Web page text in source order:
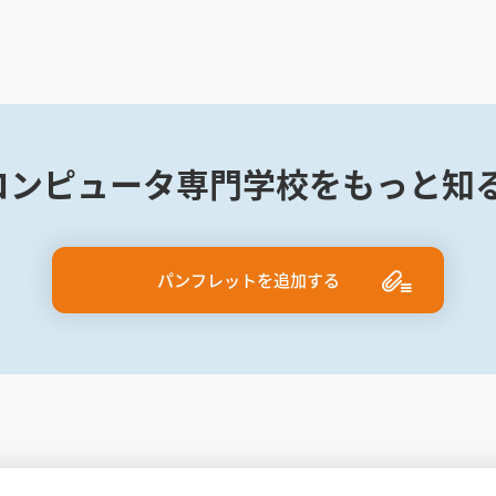
ピュータ専門学校をもっと知
パンフレットを追加する